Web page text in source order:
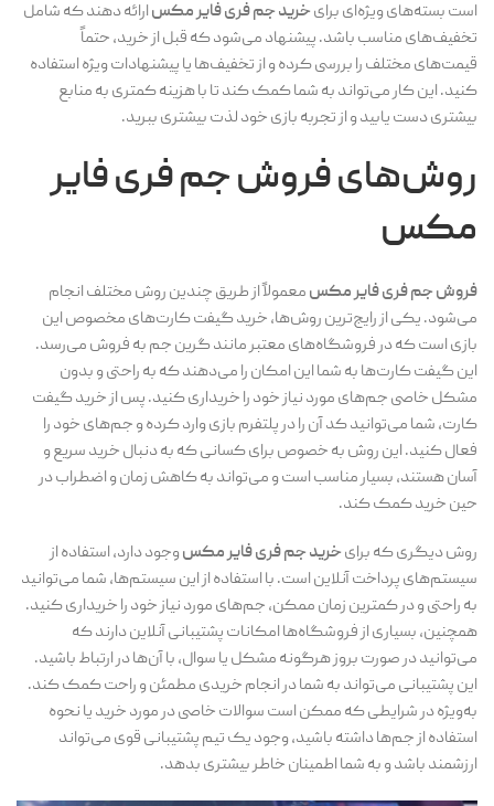
است بسته‌های ویژه‌ای برایخرید جم فری فایر مکسارائه دهند که شامل
تخفیف‌های مناسب باشد. پیشنهاد می‌شود که قبل از خرید، حتماً
قیمت‌های مختلف را بررسی کرده و از تخفیف‌ها یا پیشنهادات ویژه استفاده
کنید. این کار می‌تواند به شما کمک کند تا با هزینه کمتری به منابع
بیشتری دست یابید و از تجربه بازی خود لذت بیشتری ببرید.
روش‌هایفروش جم فری فایر
مکس
فروش جم فری فایر مکسمعمولاً از طریق چندین روش مختلف انجام
می‌شود. یکی از رایج‌ترین روش‌ها، خرید گیفت کارت‌های مخصوص این
بازی است که در فروشگاه‌های معتبر مانند گرین جم به فروش می‌رسد.
این گیفت کارت‌ها به شما این امکان را می‌دهند که به راحتی و بدون
مشکل خاصی جم‌های مورد نیاز خود را خریداری کنید. پس از خرید گیفت
کارت، شما می‌توانید کد آن را در پلتفرم بازی وارد کرده و جم‌های خود را
فعال کنید. این روش به خصوص برای کسانی که به دنبال خرید سریع و
آسان هستند، بسیار مناسب است و می‌تواند به کاهش زمان و اضطراب در
حین خرید کمک کند.
روش دیگری که برایخرید جم فری فایر مکسوجود دارد، استفاده از
سیستم‌های پرداخت آنلاین است. با استفاده از این سیستم‌ها، شما می‌توانید
به راحتی و در کمترین زمان ممکن، جم‌های مورد نیاز خود را خریداری کنید.
همچنین، بسیاری از فروشگاه‌ها امکانات پشتیبانی آنلاین دارند که
می‌توانید در صورت بروز هرگونه مشکل یا سوال، با آن‌ها در ارتباط باشید.
این پشتیبانی می‌تواند به شما در انجام خریدی مطمئن و راحت کمک کند.
به‌ویژه در شرایطی که ممکن است سوالات خاصی در مورد خرید یا نحوه
استفاده از جم‌ها داشته باشید، وجود یک تیم پشتیبانی قوی می‌تواند
ارزشمند باشد و به شما اطمینان خاطر بیشتری بدهد.